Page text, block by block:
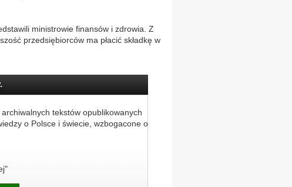
ministrowie finansów i zdrowia. Z
przedsiębiorców ma płacić składkę w
tekstów opublikowanych
o Polsce i świecie, wzbogacone o